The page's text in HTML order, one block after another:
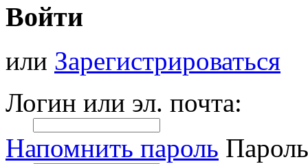
Войти
или Зарегистрироваться
Логин или эл. почта:
Напомнить пароль